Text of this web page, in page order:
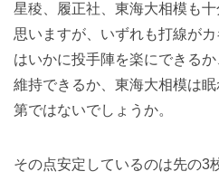
星稜、履正社、東海大相模も
思いますが、いずれも打線が
はいかに投手陣を楽にできる
維持できるか、東海大相模は
第ではないでしょうか。
その点安定しているのは先の3